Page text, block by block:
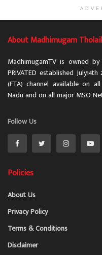
About Madhimugam
MadhimugamTV is owned by
PRIVATED established
(FTA) channel available on
Nadu and on all major MSO
Follow Us
Policies
About Us
Privacy Policy
Terms & Conditions
Disclaimer